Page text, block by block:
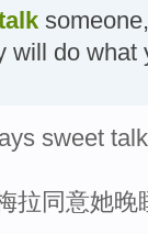
will do
sweet
拉同意她晚